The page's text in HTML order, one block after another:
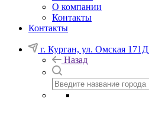
О компании
Контакты
Контакты
г. Курган, ул. Омская 171Д
Назад